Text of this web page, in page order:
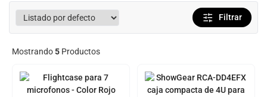
Filtrar
Mostrando5 Productos